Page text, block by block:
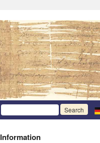
Information